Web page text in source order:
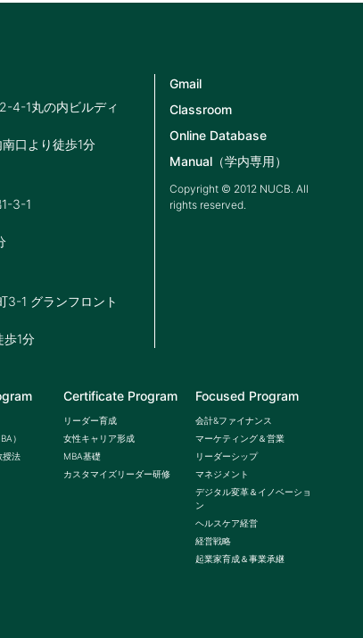
4-1丸の内ビルディ
口より徒歩1分
3-1
3-1 グランフロント
歩1分
Gmail
Classroom
Online Database
Manual（学内専用）
Copyright © 2012 NUCB. All
rights reserved.
）
授法
Certificate Program
リーダー育成
女性キャリア形成
MBA基礎
カスタマイズリーダー研修
Focused Program
会計&ファイナンス
マーケティング＆営業
リーダーシップ
マネジメント
デジタル変革＆イノベーショ
ン
ヘルスケア経営
経営戦略
起業家育成＆事業承継